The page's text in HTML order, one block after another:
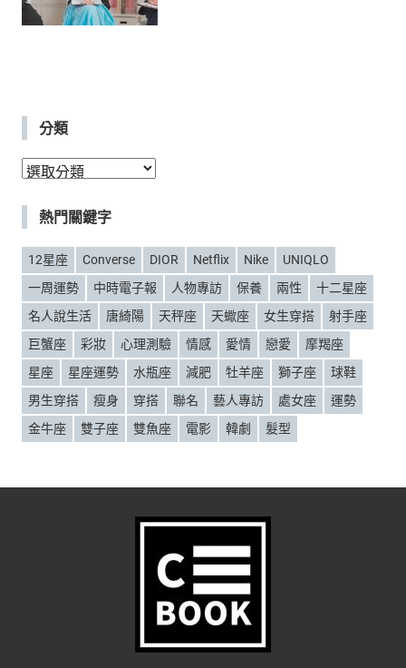
分類
分
熱門關鍵字
12星座 Converse DIOR Netflix Nike
UNIQLO
一周運勢
中時電子報 人物專訪 保養 兩性
十二星座
名人說生活
唐綺陽 天秤座 天蠍座 女生穿搭
射手座
巨蟹座
彩妝 心理測驗 情感 愛情 戀愛
摩羯座
星座
星座運勢 水瓶座 減肥 牡羊座 獅子座
球鞋
男生穿搭
瘦身 穿搭 聯名 藝人專訪 處女座
運勢
金牛座
雙子座 雙魚座 電影 韓劇 髮型